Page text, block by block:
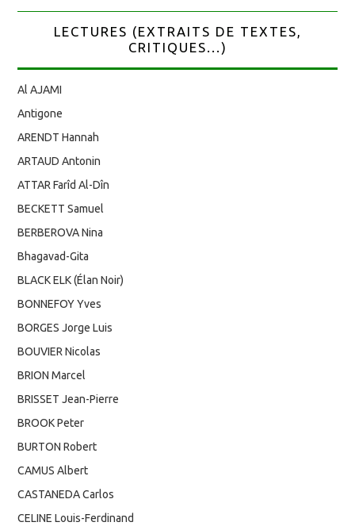
LECTURES (EXTRAITS DE TEXTES,
CRITIQUES...)
Al AJAMI
Antigone
ARENDT Hannah
ARTAUD Antonin
ATTAR Farîd Al-Dîn
BECKETT Samuel
BERBEROVA Nina
Bhagavad-Gita
BLACK ELK (Élan Noir)
BONNEFOY Yves
BORGES Jorge Luis
BOUVIER Nicolas
BRION Marcel
BRISSET Jean-Pierre
BROOK Peter
BURTON Robert
CAMUS Albert
CASTANEDA Carlos
CELINE Louis-Ferdinand